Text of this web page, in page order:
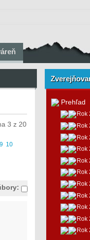
3 z 20
9 10
Prehľad
Rok
Rok
Rok
Rok
Rok
Rok
Rok
Rok
Rok
Rok
Rok